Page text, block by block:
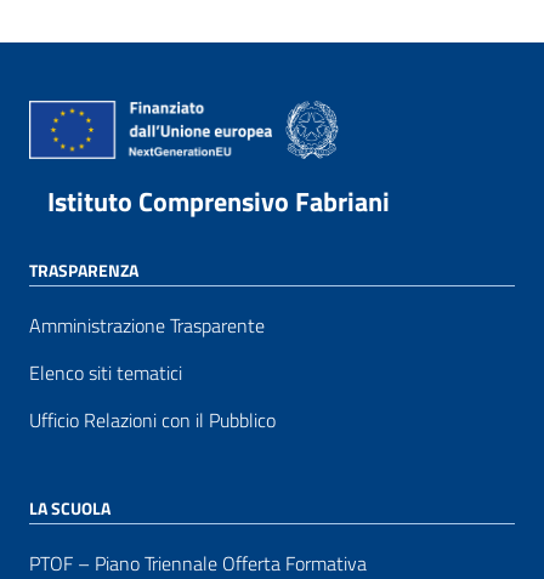
Istituto Comprensivo Fabriani
TRASPARENZA
Amministrazione Trasparente
Elenco siti tematici
Ufficio Relazioni con il Pubblico
LA SCUOLA
PTOF – Piano Triennale Offerta Formativa